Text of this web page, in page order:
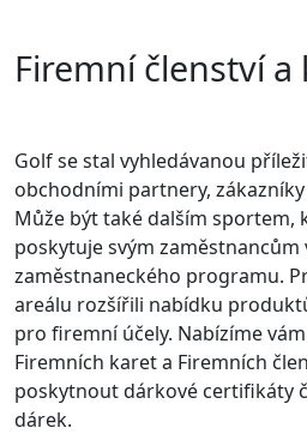
Firemní členství a
Golf se stal vyhledávanou
obchodními partnery,
Může být také dalším sportem,
poskytuje svým zaměstnancům
zaměstnaneckého programu.
areálu rozšířili nabídku
pro firemní účely. Nabízíme
Firemních karet a Firemních
poskytnout dárkové certifikáty
dárek.